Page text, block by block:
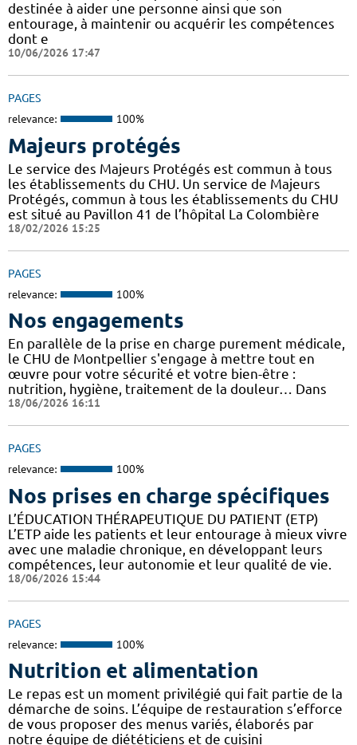
destinée à aider une personne ainsi que son
entourage, à maintenir ou acquérir les compétences
dont e
10/06/2026 17:47
PAGES
relevance: 100%
Majeurs protégés
Le service des Majeurs Protégés est commun à tous
les établissements du CHU. Un service de Majeurs
Protégés, commun à tous les établissements du CHU
est situé au Pavillon 41 de l’hôpital La Colombière
18/02/2026 15:25
PAGES
relevance: 100%
Nos engagements
En parallèle de la prise en charge purement médicale,
le CHU de Montpellier s'engage à mettre tout en
œuvre pour votre sécurité et votre bien-être :
nutrition, hygiène, traitement de la douleur… Dans
18/06/2026 16:11
PAGES
relevance: 100%
Nos prises en charge spécifiques
L’ÉDUCATION THÉRAPEUTIQUE DU PATIENT (ETP)
L’ETP aide les patients et leur entourage à mieux vivre
avec une maladie chronique, en développant leurs
compétences, leur autonomie et leur qualité de vie.
18/06/2026 15:44
PAGES
relevance: 100%
Nutrition et alimentation
Le repas est un moment privilégié qui fait partie de la
démarche de soins. L’équipe de restauration s’efforce
de vous proposer des menus variés, élaborés par
notre équipe de diététiciens et de cuisini